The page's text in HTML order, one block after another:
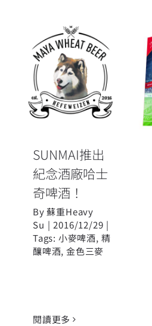
SUNMAI推出
紀念酒廠哈士
奇啤酒！
SUNMAI推出
紀念酒廠哈士
奇啤酒！
By蘇重Heavy
Su | 2016/12/29 |
Tags: 小麥啤酒, 精
釀啤酒,金色三麥
閱讀更多